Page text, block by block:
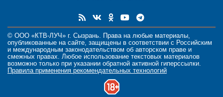
© ООО «КТВ-ЛУЧ» г. Сызрань. Права на любые материалы,
опубликованные на сайте, защищены в соответствии с Российским
и международным законодательством об авторском праве и
смежных правах. Любое использование текстовых материалов
возможно только при указании обратной активной гиперссылки.
Правила применения рекомендательных технологий